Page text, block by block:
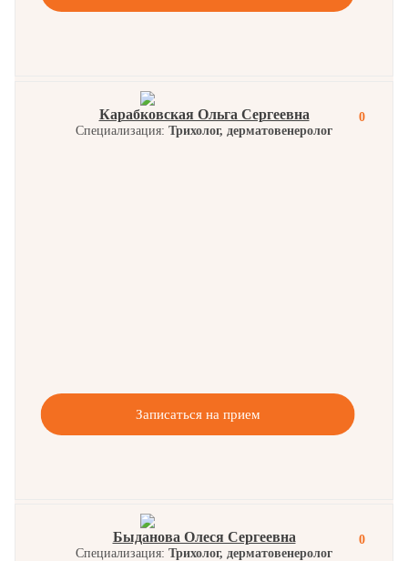
0
Карабковская Ольга Сергеевна
Специализация: Трихолог, дерматовенеролог
Записаться на прием
0
Быданова Олеся Сергеевна
Специализация: Трихолог, дерматовенеролог